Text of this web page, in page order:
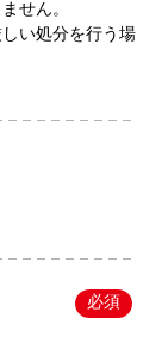
せん。
い処分を行う場
必須